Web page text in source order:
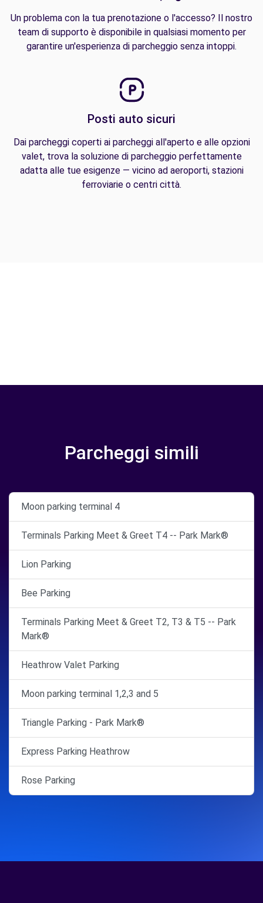
Un problema con la tua prenotazione o l'accesso? Il nostro
team di supporto è disponibile in qualsiasi momento per
garantire un'esperienza di parcheggio senza intoppi.
Posti auto sicuri
Dai parcheggi coperti ai parcheggi all'aperto e alle opzioni
valet, trova la soluzione di parcheggio perfettamente
adatta alle tue esigenze — vicino ad aeroporti, stazioni
ferroviarie o centri città.
Parcheggi simili
Moon parking terminal 4
Terminals Parking Meet & Greet T4 -- Park Mark®
Lion Parking
Bee Parking
Terminals Parking Meet & Greet T2, T3 & T5 -- Park
Mark®
Heathrow Valet Parking
Moon parking terminal 1,2,3 and 5
Triangle Parking - Park Mark®
Express Parking Heathrow
Rose Parking